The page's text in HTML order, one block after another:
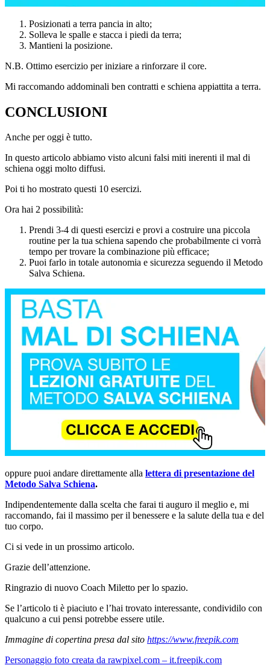
Posizionati a terra pancia in alto;
Solleva le spalle e stacca i piedi da terra;
Mantieni la posizione.
N.B. Ottimo esercizio per iniziare a rinforzare il core.
Mi raccomando addominali ben contratti e schiena appiattita a terra.
CONCLUSIONI
Anche per oggi è tutto.
In questo articolo abbiamo visto alcuni falsi miti inerenti il mal di
schiena oggi molto diffusi.
Poi ti ho mostrato questi 10 esercizi.
Ora hai 2 possibilità:
Prendi 3-4 di questi esercizi e provi a costruire una piccola
routine per la tua schiena sapendo che probabilmente ci vorrà
tempo per trovare la combinazione più efficace;
Puoi farlo in totale autonomia e sicurezza seguendo il Metodo
Salva Schiena.
oppure puoi andare direttamente alla lettera di presentazione del
Metodo Salva Schiena.
Indipendentemente dalla scelta che farai ti auguro il meglio e, mi
raccomando, fai il massimo per il benessere e la salute della tua e del
tuo corpo.
Ci si vede in un prossimo articolo.
Grazie dell’attenzione.
Ringrazio di nuovo Coach Miletto per lo spazio.
Se l’articolo ti è piaciuto e l’hai trovato interessante, condividilo con
qualcuno a cui pensi potrebbe essere utile.
Immagine di copertina presa dal sito https://www.freepik.com
Personaggio foto creata da rawpixel.com – it.freepik.com